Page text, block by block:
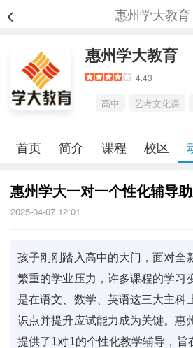
惠州学大教育
惠州学大教育
4.43
高中 艺考文化课
首页 简介 课程 校区
惠州学大一对一个性化辅导
2025-04-07 12:01
孩子刚刚踏入高中的大门，面对全
繁重的学业压力，许多课程的学习
是在语文、数学、英语这三大主科
识点并提升应试能力成为关键。惠
提供了1对1的个性化教学辅导，旨